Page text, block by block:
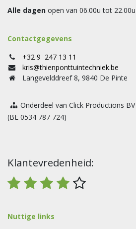
Alle dagen open van 06.00u tot 22.00u
Contactgegevens
+32 9 247 13 11
kris@thienponttuintechniek.be
Langevelddreef 8, 9840 De Pinte
Onderdeel van Click Productions BV
(BE 0534 787 724)
Klantevredenheid:
Nuttige links